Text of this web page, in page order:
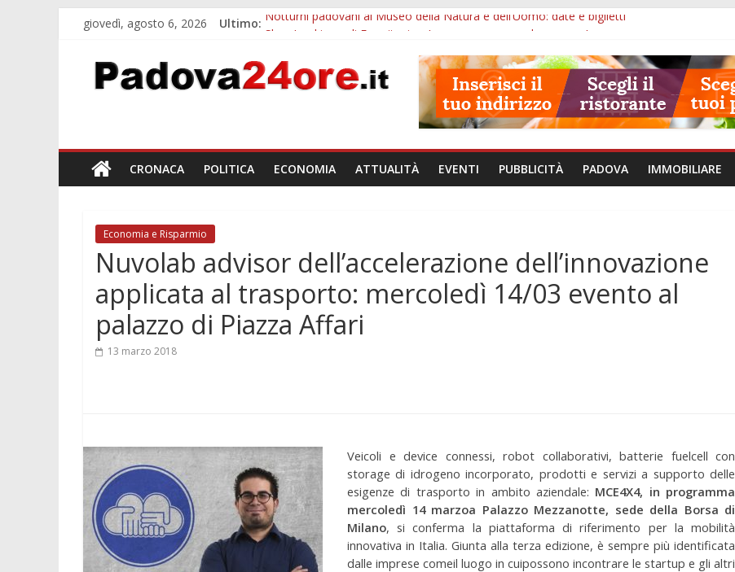
giovedì, agosto 6, 2026 Ultimo: Notturni padovani al Museo della Natura e dell’Uomo: date e biglietti
Orto Botanico Padova: visite ed escursioni fino a settembre
Concorso Università di Padova: 5 funzionari, domande entro il 7 agosto
Euganea Film Festival 2026: 49 opere e 18 anteprime nei Colli Euganei
CRONACA POLITICA ECONOMIA ATTUALITÀ EVENTI PUBBLICITÀ PADOVA IMMOBILIARE
Economia e Risparmio
Nuvolab advisor dell’accelerazione dell’innovazione
applicata al trasporto: mercoledì 14/03 evento al
palazzo di Piazza Affari
13 marzo 2018
Veicoli e device connessi, robot collaborativi, batterie fuelcell con
storage di idrogeno incorporato, prodotti e servizi a supporto delle
esigenze di trasporto in ambito aziendale: MCE4X4, in programma
mercoledì 14 marzoa Palazzo Mezzanotte, sede della Borsa di
Milano, si conferma la piattaforma di riferimento per la mobilità
innovativa in Italia. Giunta alla terza edizione, è sempre più identificata
dalle imprese comeil luogo in cuipossono incontrare le startup e gli altri